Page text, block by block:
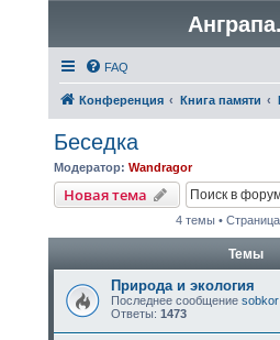
FAQ
Конференция Книга памяти
Беседка
Модератор: Wandragor
Новая тема
4 темы •
Темы
Природа и экология
Последнее сообщение sobkor
Ответы: 1473